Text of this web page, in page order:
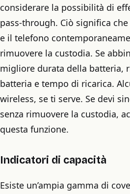
considerare la possibilità di
pass-through. Ciò significa
e il telefono
rimuovere la custodia. Se
migliore durata della batteria,
batteria e tempo di ricarica.
wireless, se ti serve. Se devi
senza rimuovere la custodia,
questa funzione.
Indicatori di capacità
Esiste un’ampia gamma di